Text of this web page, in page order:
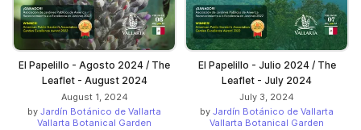
El Papelillo - Agosto 2024 / The
Leaflet - August 2024
August 1, 2024
by Jardín Botánico de Vallarta
Vallarta Botanical Garden
El Papelillo - Julio 2024 / The
Leaflet - July 2024
July 3, 2024
by Jardín Botánico de Vallarta
Vallarta Botanical Garden